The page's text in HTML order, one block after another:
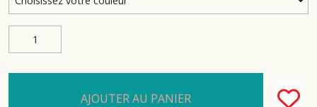
AJOUTER AU PANIER